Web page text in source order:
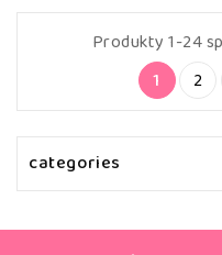
Produkty 1-24
1
2
categories